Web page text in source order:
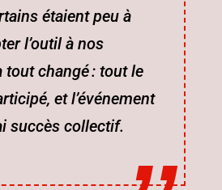
étaient peu à
l’outil à nos
tout changé : tout le
et l’événement
succès collectif.